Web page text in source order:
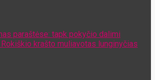
paraštėse: tapk pokyčio dalimi
krašto muliavotas lunginyčias